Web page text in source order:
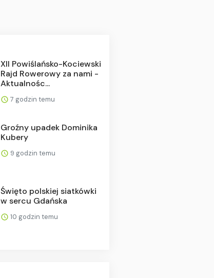
XII Powiślańsko-Kociewski
Rajd Rowerowy za nami -
Aktualnośc...
7 godzin temu
Groźny upadek Dominika
Kubery
9 godzin temu
Święto polskiej siatkówki
w sercu Gdańska
10 godzin temu